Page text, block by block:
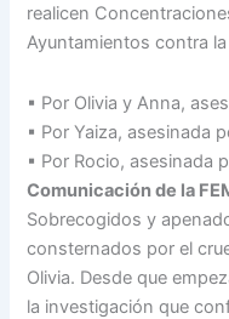
realicen
Ayuntamientos contra
▪ Por Olivia y Anna,
▪ Por Yaiza, asesinada
▪ Por Rocio, asesinada
Comunicación de la
Sobrecogidos y
consternados por el
Olivia. Desde que
la investigación que